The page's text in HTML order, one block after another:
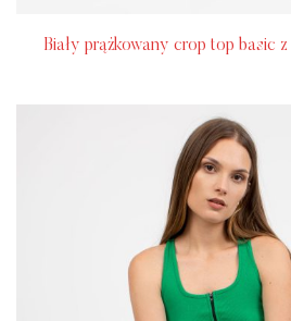
Biały prążkowany crop top basic